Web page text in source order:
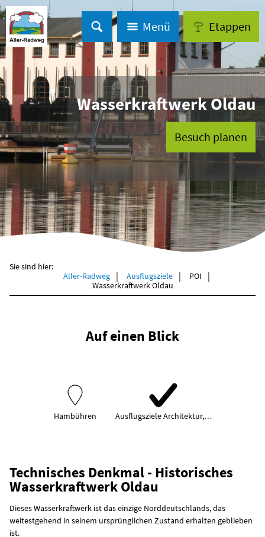
Menü Etappen
Wasserkraftwerk Oldau
Besuch planen
Sie sind hier:
Aller-Radweg
Ausflugsziele
POI
Wasserkraftwerk Oldau
Auf einen Blick
Hambühren Ausflugsziele Architektur,…
Technisches Denkmal - Historisches
Wasserkraftwerk Oldau
Dieses Wasserkraftwerk ist das einzige Norddeutschlands, das
weitestgehend in seinem ursprünglichen Zustand erhalten geblieben
ist.